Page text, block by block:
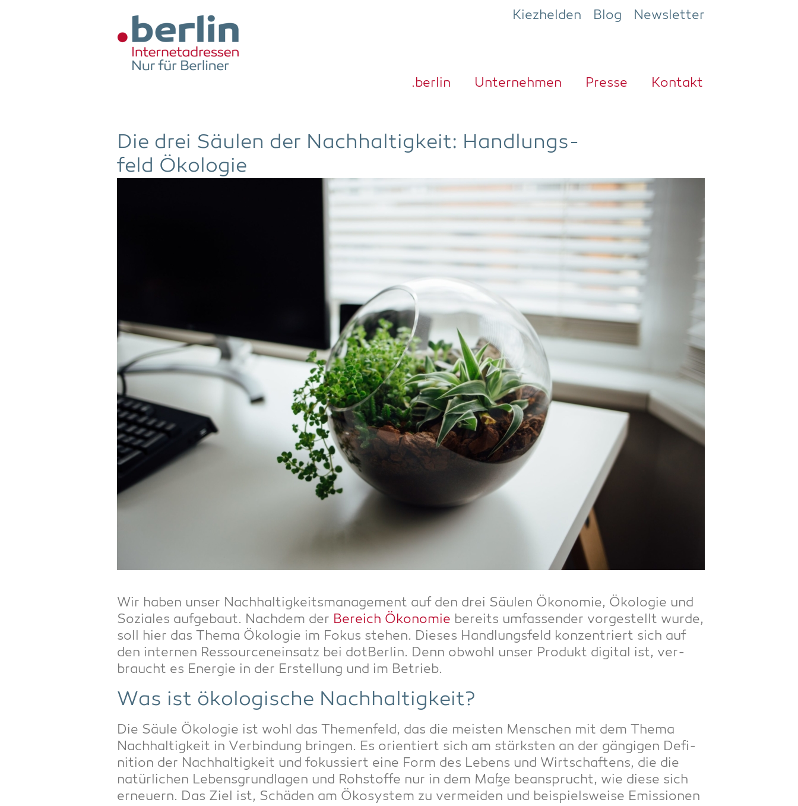
Zum Hauptinhalt springen Kiezhelden Blog Newsletter
.ber­lin Unter­neh­men Pres­se Kon­takt
Die drei Säu­len der Nach­hal­tig­keit: Hand­lungs­
feld Ökologie
Wir haben unser Nach­hal­tig­keits­ma­nage­ment auf den drei Säu­len Öko­no­mie, Öko­lo­gie und
Sozia­les auf­ge­baut. Nach­dem der Bereich Öko­no­mie bereits umfas­sen­der vor­ge­stellt wur­de,
soll hier das The­ma Öko­lo­gie im Fokus ste­hen. Die­ses Hand­lungs­feld kon­zen­triert sich auf
den inter­nen Res­sour­cen­ein­satz bei dot­Ber­lin. Denn obwohl unser Pro­dukt digi­tal ist, ver­
braucht es Ener­gie in der Erstel­lung und im Betrieb.
Was ist öko­lo­gi­sche Nachhaltigkeit?
Die Säu­le Öko­lo­gie ist wohl das The­men­feld, das die meis­ten Men­schen mit dem The­ma
Nach­hal­tig­keit in Ver­bin­dung brin­gen. Es ori­en­tiert sich am stärks­ten an der gän­gi­gen Defi­
ni­ti­on der Nach­hal­tig­keit und fokus­siert eine Form des Lebens und Wirt­schaf­tens, die die
natür­li­chen Lebens­grund­la­gen und Roh­stof­fe nur in dem Maße bean­sprucht, wie die­se sich
erneu­ern. Das Ziel ist, Schä­den am Öko­sys­tem zu ver­mei­den und bei­spiels­wei­se Emis­sio­nen